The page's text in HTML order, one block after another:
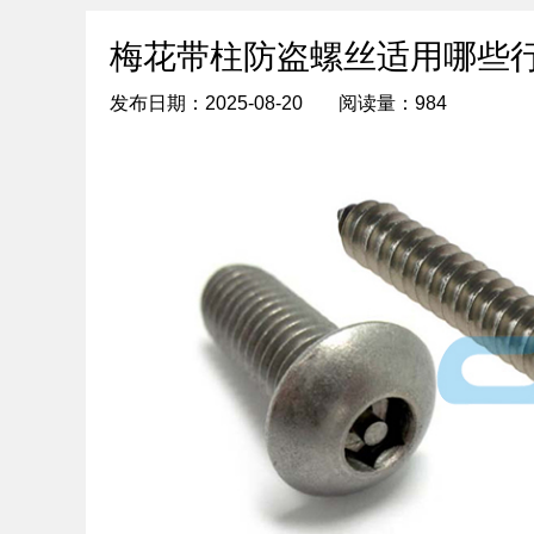
梅花带柱防盗螺丝适用哪些
发布日期：2025-08-20 阅读量：984